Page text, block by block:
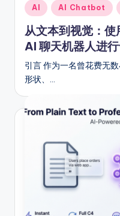
In
d
u
s
tr
y
Posted
in
AI AI Chatbot
从文本到视觉：
AI 聊天机器人进
引言 作为一名曾花费无
形状、…